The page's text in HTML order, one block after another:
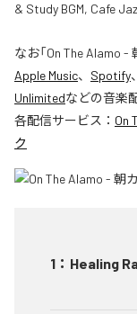
& Study BGM, Cafe
なお「On The Alamo -
Apple Music、 Spotify、
Unlimitedなどの音楽
各配信サービス： On
ク
1 ： Healing